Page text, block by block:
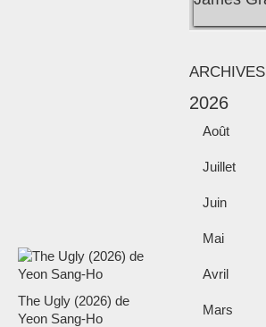
The Ugly (2026) de
Yeon Sang-Ho
ARCHIVES
2026
Août
Juillet
Juin
Mai
Avril
Mars